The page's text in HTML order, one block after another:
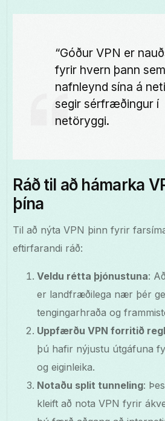
“Góður VPN er
fyrir hvern þann
nafnleynd sína á
segir sérfræðingur í
netöryggi.
Ráð til að hámarka
þína
Til að nýta VPN þinn fyrir
eftirfarandi ráð:
Veldu rétta þjónustuna:
er landfræðilega nær þér
tengingarhraða og
Uppfærðu VPN forritið
þú hafir nýjustu útgáfuna
og eiginleika.
Notaðu split tunneling:
kleift að nota VPN fyrir